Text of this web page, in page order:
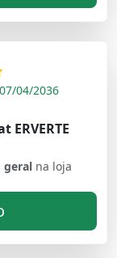
04/2036
geral na loja